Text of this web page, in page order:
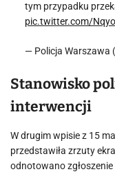
tym przypadku
pic.twitter.com/
— Policja Warszawa
Stanowisko
interwencji
W drugim wpisie z 15
przedstawiła zrzuty
odnotowano